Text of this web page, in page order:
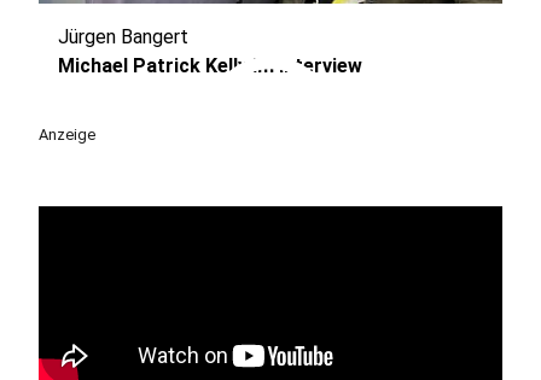
play_circle
Jürgen Bangert
Michael Patrick Kelly im Interview
Anzeige